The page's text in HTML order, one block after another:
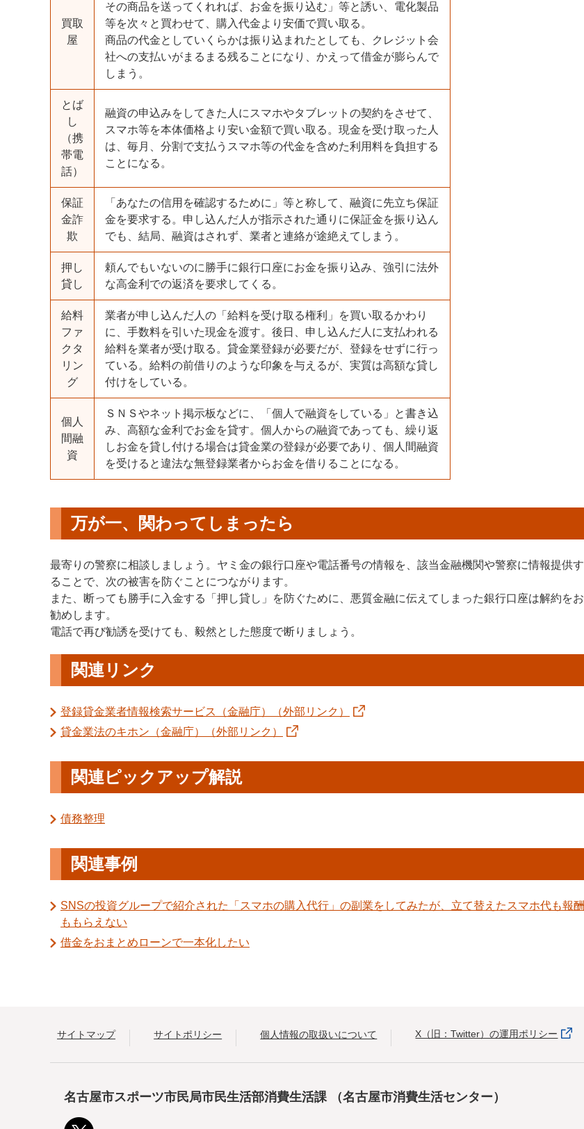
買取
屋
その商品を送ってくれれば、お金を振り込む」等と誘い、電化製品
等を次々と買わせて、購入代金より安価で買い取る。
商品の代金としていくらかは振り込まれたとしても、クレジット会
社への支払いがまるまる残ることになり、かえって借金が膨らんで
しまう。
とば
し
（携
帯電
話）
融資の申込みをしてきた人にスマホやタブレットの契約をさせて、
スマホ等を本体価格より安い金額で買い取る。現金を受け取った人
は、毎月、分割で支払うスマホ等の代金を含めた利用料を負担する
ことになる。
保証
金詐
欺
「あなたの信用を確認するために」等と称して、融資に先立ち保証
金を要求する。申し込んだ人が指示された通りに保証金を振り込ん
でも、結局、融資はされず、業者と連絡が途絶えてしまう。
押し
貸し
頼んでもいないのに勝手に銀行口座にお金を振り込み、強引に法外
な高金利での返済を要求してくる。
給料
ファ
クタ
リン
グ
業者が申し込んだ人の「給料を受け取る権利」を買い取るかわり
に、手数料を引いた現金を渡す。後日、申し込んだ人に支払われる
給料を業者が受け取る。貸金業登録が必要だが、登録をせずに行っ
ている。給料の前借りのような印象を与えるが、実質は高額な貸し
付けをしている。
個人
間融
資
ＳＮＳやネット掲示板などに、「個人で融資をしている」と書き込
み、高額な金利でお金を貸す。個人からの融資であっても、繰り返
しお金を貸し付ける場合は貸金業の登録が必要であり、個人間融資
を受けると違法な無登録業者からお金を借りることになる。
万が一、関わってしまったら
最寄りの警察に相談しましょう。ヤミ金の銀行口座や電話番号の情報を、該当金融機関や警察に情報提供す
ることで、次の被害を防ぐことにつながります。
また、断っても勝手に入金する「押し貸し」を防ぐために、悪質金融に伝えてしまった銀行口座は解約をお
勧めします。
電話で再び勧誘を受けても、毅然とした態度で断りましょう。
関連リンク
登録貸金業者情報検索サービス（金融庁）（外部リンク）
貸金業法のキホン（金融庁）（外部リンク）
関連ピックアップ解説
債務整理
関連事例
SNSの投資グループで紹介された「スマホの購入代行」の副業をしてみたが、立て替えたスマホ代も報酬
ももらえない
借金をおまとめローンで一本化したい
サイトマップ サイトポリシー 個人情報の取扱いについて X（旧：Twitter）の運用ポリシー
名古屋市スポーツ市民局市民生活部消費生活課（名古屋市消費生活センター）